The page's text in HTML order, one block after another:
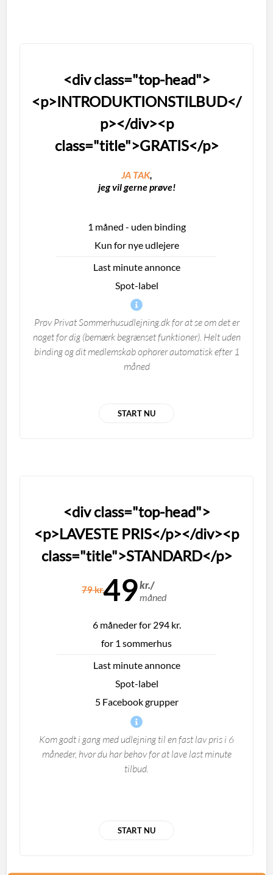
<div class="top-head">
<p>INTRODUKTIONSTILBUD</
p></div><p
class="title">GRATIS</p>
JA TAK,
jeg vil gerne prøve!
1 måned - uden binding
Kun for nye udlejere
Last minute annonce
Spot-label
Prøv Privat Sommerhusudlejning.dk for at se om det er
noget for dig (bemærk begrænset funktioner). Helt uden
binding og dit medlemskab ophører automatisk efter 1
måned
START NU
<div class="top-head">
<p>LAVESTE PRIS</p></div><p
class="title">STANDARD</p>
79 kr.49kr./
måned
6 måneder for 294 kr.
for 1 sommerhus
Last minute annonce
Spot-label
5 Facebook grupper
Kom godt i gang med udlejning til en fast lav pris i 6
måneder, hvor du har behov for at lave last minute
tilbud.
START NU